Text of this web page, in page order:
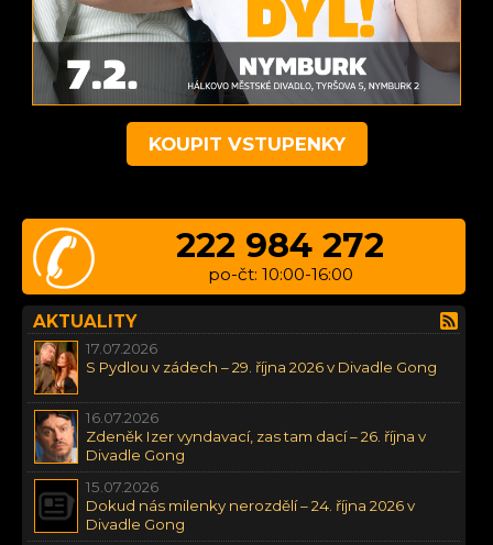
KOUPIT VSTUPENKY
222 984 272
po-čt: 10:00-16:00
AKTUALITY
17.07.2026
S Pydlou v zádech – 29. října 2026 v Divadle Gong
16.07.2026
Zdeněk Izer vyndavací, zas tam dací – 26. října v
Divadle Gong
15.07.2026
Dokud nás milenky nerozdělí – 24. října 2026 v
Divadle Gong